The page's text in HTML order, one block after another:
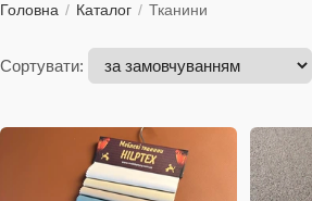
Головна Каталог Тканини
Сортувати: